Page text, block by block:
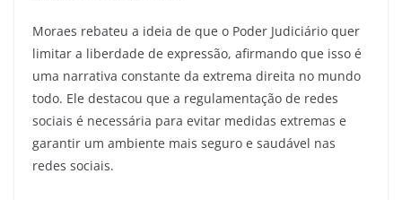
Moraes rebateu a ideia de que o Poder Judiciário quer
limitar a liberdade de expressão, afirmando que isso é
uma narrativa constante da extrema direita no mundo
todo. Ele destacou que a regulamentação de redes
sociais é necessária para evitar medidas extremas e
garantir um ambiente mais seguro e saudável nas
redes sociais.